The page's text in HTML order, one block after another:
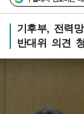
기후부, 전력
반대위 의견